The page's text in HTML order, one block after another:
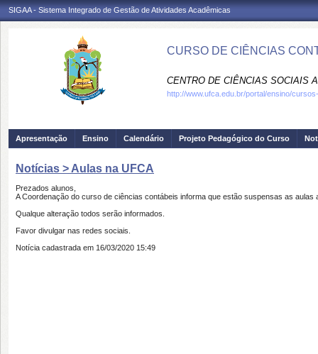
SIGAA - Sistema Integrado de Gestão de Atividades Acadêmicas
CURSO DE CIÊNCIAS
CENTRO DE CIÊNCIAS SOCIAIS
http://www.ufca.edu.br/portal/ensino/
Apresentação Ensino Calendário Projeto Pedagógico do Curso
Notícias > Aulas na UFCA
Prezados alunos,
A Coordenação do curso de ciências contábeis informa que estão suspensas as aulas
Qualque alteração todos serão informados.
Favor divulgar nas redes sociais.
Notícia cadastrada em 16/03/2020 15:49